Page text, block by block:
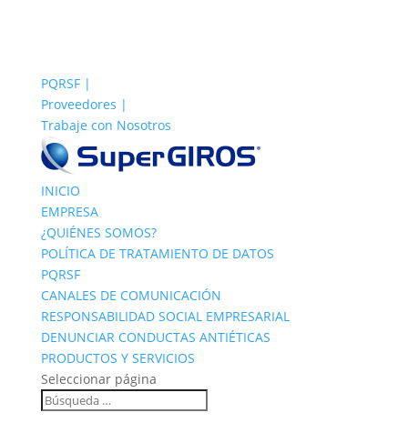
PQRSF |
Proveedores |
Trabaje con Nosotros
INICIO
EMPRESA
¿QUIÉNES SOMOS?
POLÍTICA DE TRATAMIENTO DE DATOS
PQRSF
CANALES DE COMUNICACIÓN
RESPONSABILIDAD SOCIAL EMPRESARIAL
DENUNCIAR CONDUCTAS ANTIÉTICAS
PRODUCTOS Y SERVICIOS
Seleccionar página